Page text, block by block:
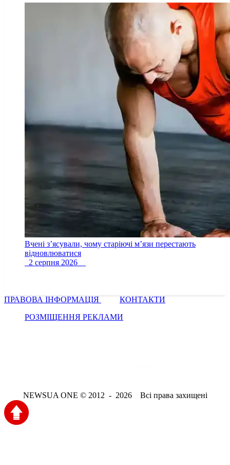
Вчені з’ясували, чому старіючі м’язи перестають
відновлюватися
2 серпня 2026
ПРАВОВА ІНФОРМАЦІЯ
КОНТАКТИ
РОЗМІЩЕННЯ РЕКЛАМИ
NEWSUA ONE © 2012 - 2026 Всі права захищені